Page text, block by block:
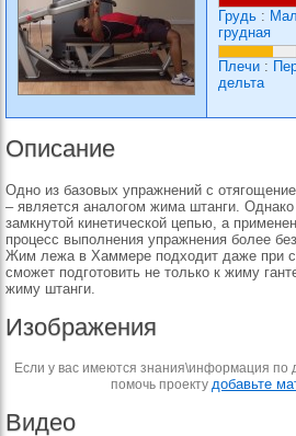
Грудь :
грудная
Плечи :
дельта
Описание
Одно из базовых упражнений с
– является аналогом жима штанги. Однако
замкнутой кинетической цепью, а
процесс выполнения упражнения более
Жим лежа в Хаммере подходит даже при
сможет подготовить не только к жиму
жиму штанги.
Изображения
Если у вас имеются знания\информация по
помочь проекту добавьте
Видео